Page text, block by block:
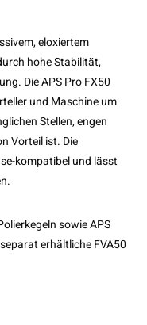
eloxiertem
hohe Stabilität,
Die APS Pro FX50
und Maschine um
Stellen, engen
Vorteil ist. Die
kompatibel und lässt
sowie APS
erhältliche FVA50